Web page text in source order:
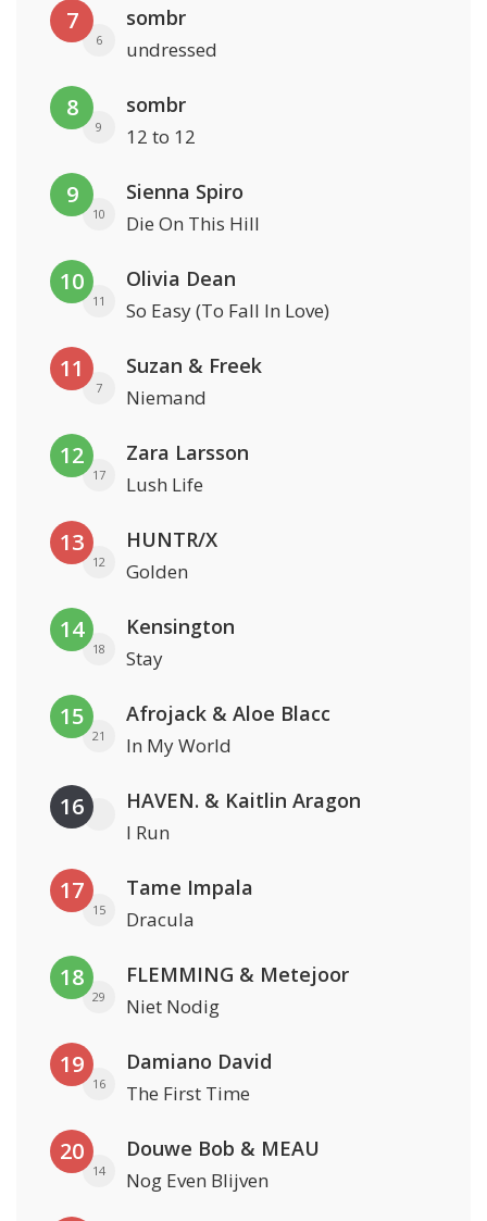
7
6
sombr
undressed
8
9
sombr
12 to 12
9
10
Sienna Spiro
Die On This Hill
10
11
Olivia Dean
So Easy (To Fall In Love)
11
7
Suzan & Freek
Niemand
12
17
Zara Larsson
Lush Life
13
12
HUNTR/X
Golden
14
18
Kensington
Stay
15
21
Afrojack & Aloe Blacc
In My World
16 HAVEN. & Kaitlin Aragon
I Run
17
15
Tame Impala
Dracula
18
29
FLEMMING & Metejoor
Niet Nodig
19
16
Damiano David
The First Time
20
14
Douwe Bob & MEAU
Nog Even Blijven